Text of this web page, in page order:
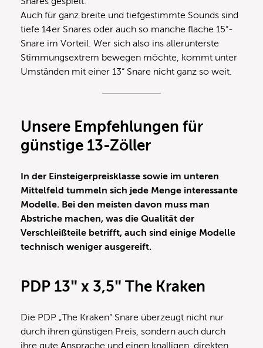
Auch für ganz breite und tiefgestimmte Sounds sind
tiefe 14er Snares oder auch so manche flache 15“-
Snare im Vorteil. Wer sich also ins allerunterste
Stimmungsextrem bewegen möchte, kommt unter
Umständen mit einer 13“ Snare nicht ganz so weit.
Unsere Empfehlungen für
günstige 13-Zöller
In der Einsteigerpreisklasse sowie im unteren
Mittelfeld tummeln sich jede Menge interessante
Modelle. Bei den meisten davon muss man
Abstriche machen, was die Qualität der
Verschleißteile betrifft, auch sind einige Modelle
technisch weniger ausgereift.
PDP 13″ x 3,5″ The Kraken
Die PDP „The Kraken“ Snare überzeugt nicht nur
durch ihren günstigen Preis, sondern auch durch
ihre gute Ansprache und einen knalligen, direkten